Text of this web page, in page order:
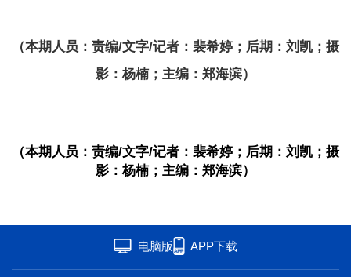
（本期人员：责编/文字/记者：裴希婷；后期：刘凯；摄
影：杨楠；主编：郑海滨）
（本期人员：责编/文字/记者：裴希婷；后期：刘凯；摄
影：杨楠；主编：郑海滨）
电脑版 APP下载